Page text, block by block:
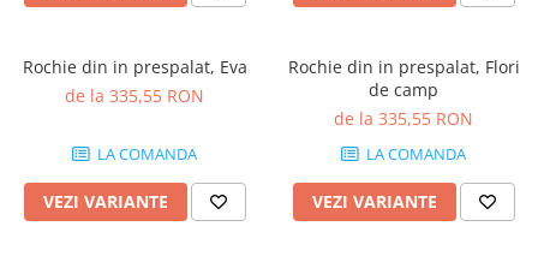
Rochie din in prespalat, Eva
de la 335,55 RON
LA COMANDA
VEZI VARIANTE
Rochie din in prespalat, Flori
de camp
de la 335,55 RON
LA COMANDA
VEZI VARIANTE